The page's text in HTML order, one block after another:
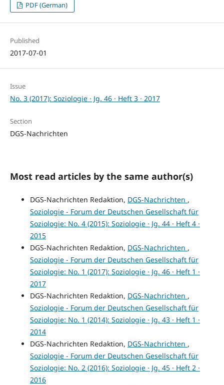
PDF (German)
Published
2017-07-01
Issue
No. 3 (2017): Soziologie · Jg. 46 · Heft 3 · 2017
Section
DGS-Nachrichten
Most read articles by the same author(s)
DGS-Nachrichten Redaktion, DGS-Nachrichten ,
Soziologie - Forum der Deutschen Gesellschaft für
Soziologie: No. 4 (2015): Soziologie · Jg. 44 · Heft 4 ·
2015
DGS-Nachrichten Redaktion, DGS-Nachrichten ,
Soziologie - Forum der Deutschen Gesellschaft für
Soziologie: No. 1 (2017): Soziologie · Jg. 46 · Heft 1 ·
2017
DGS-Nachrichten Redaktion, DGS-Nachrichten ,
Soziologie - Forum der Deutschen Gesellschaft für
Soziologie: No. 1 (2014): Soziologie · Jg. 43 · Heft 1 ·
2014
DGS-Nachrichten Redaktion, DGS-Nachrichten ,
Soziologie - Forum der Deutschen Gesellschaft für
Soziologie: No. 2 (2016): Soziologie · Jg. 45 · Heft 2 ·
2016